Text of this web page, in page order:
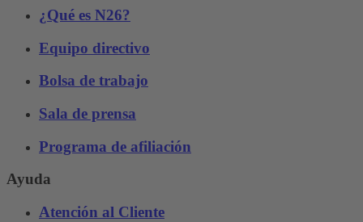
¿Qué es N26?
Equipo directivo
Bolsa de trabajo
Sala de prensa
Programa de afiliación
Ayuda
Atención al Cliente